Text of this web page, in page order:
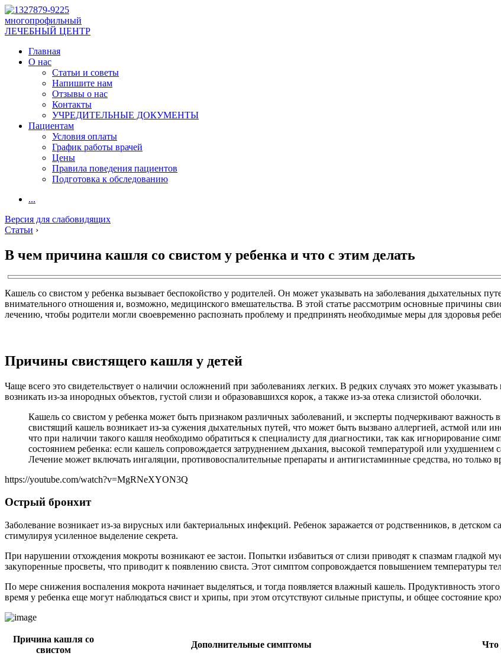
многопрофильный
ЛЕЧЕБНЫЙ ЦЕНТР
Главная
О нас
Статьи и советы
Напишите нам
Отзывы о нас
Контакты
УЧРЕДИТЕЛЬНЫЕ ДОКУМЕНТЫ
Пациентам
Условия оплаты
График работы врачей
Цены
Правила поведения пациентов
Подготовка к обследованию
...
Версия для слабовидящих
Статьи ›
В чем причина кашля со свистом у ребенка и что с этим делать
Кашель со свистом у ребенка вызывает беспокойство у родителей. Он может указывать на заболевания дыхательных
внимательного отношения и, возможно, медицинского вмешательства. В этой статье рассмотрим основные причины
лечению, чтобы родители могли своевременно распознать проблему и предпринять необходимые меры для здоровья
Причины свистящего кашля у детей
Чаще всего это свидетельствует о наличии осложнений при заболеваниях легких. В редких случаях это может
возникать из-за инородных объектов, густой слизи и образовавшихся корок, а также из-за отека слизистой оболочки.
Кашель со свистом у ребенка может быть признаком различных заболеваний, и эксперты подчеркивают
свистящий кашель возникает из-за сужения дыхательных путей, что может быть вызвано аллергией, астмой или
что при наличии такого кашля необходимо обратиться к специалисту для диагностики, так как игнорирование
состоянием ребенка: если кашель сопровождается затруднением дыхания, высокой температурой или ухудшением
Лечение может включать ингаляции, противовоспалительные препараты и антигистаминные средства, но только
https://youtube.com/watch?v=MgRNeXYON3Q
Острый бронхит
Заболевание возникает из-за вирусных или бактериальных инфекций. Ребенок заражается от родственников, в
стимулируя усиленное выделение секрета.
При нарушении отхождения мокроты возникают ее застои. Попытки избавиться от слизи приводят к спазмам гладкой
закупоренные просветы, что приводит к появлению свиста. Этот симптом сопровождается повышением температуры
По мере снижения воспаления мокрота начинает выделяться, и тогда появляется влажный кашель. Продуктивность
время у ребенка еще могут наблюдаться свист и хрипы, при этом отсутствуют сильные приступы, и общее состояние
Причина кашля со
свистом
Дополнительные симптомы Что